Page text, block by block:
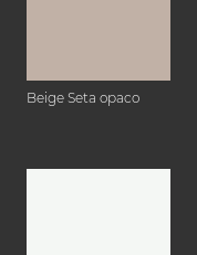
Beige Seta opaco